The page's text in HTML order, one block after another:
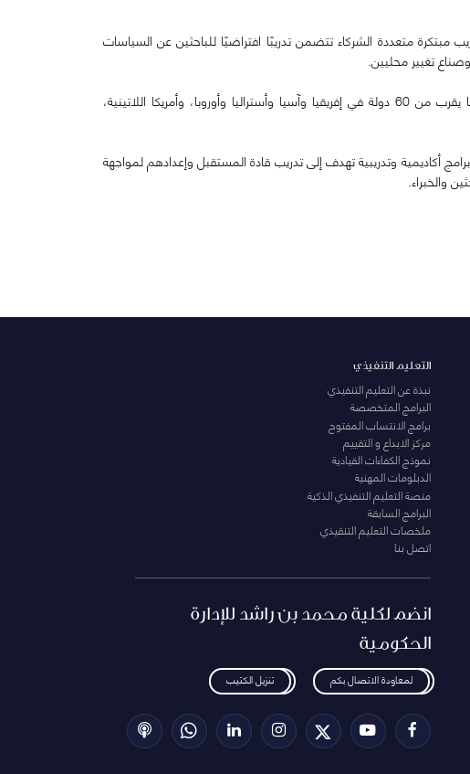
متعددة الشركاء تتضمن تدريبًا افتراضيًا للباحثين عن السياسات
تغيير محليين.
وفي عام 2020، احتفلت الشبكة بالذكرى العاشرة لتأسيسها، حيث تم تخريج سبع مجموعات بإجمالي 300 صوت ناشئ يمثلون ما يقرب من 60 دولة في إفريقيا وآسيا وأستراليا وأوروبا، وأمريكا اللاتينية،
أكاديمية وتدريبية تهدف إلى تدريب قادة المستقبل وإعدادهم لمواجهة
والخبراء.
التعليم التنفيذي
نبذة عن التعليم التنفيذي
البرامج المتخصصة
برامج الانتساب المفتوح
مركز الابداع و التقييم
نموذج الكفاءات القيادية
الدبلومات المهنية
منصة التعليم التنفيذي الذكية
البرامج السابقة
ملخصات التعليم التنقيذي
اتصل بنا
انضم لكلية محمد بن راشد للإدارة
الحكومية
لمعاودة الاتصال بكم تنزيل الكتيب